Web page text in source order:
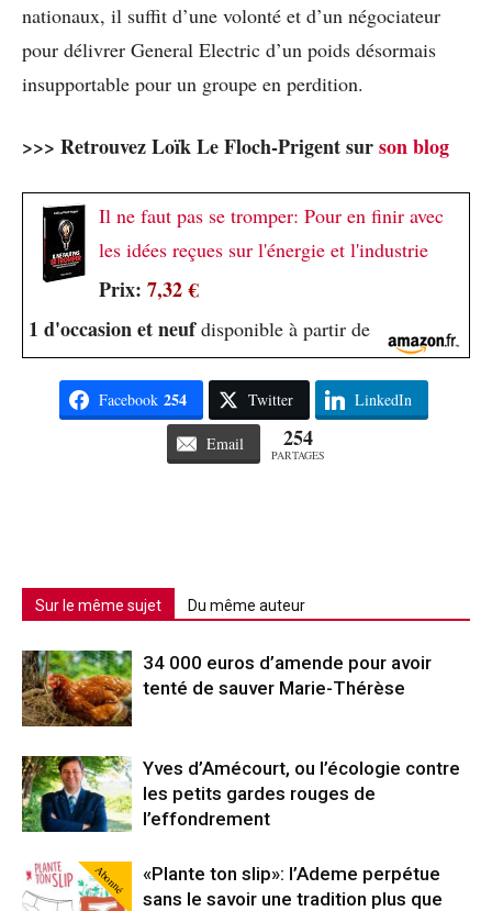
nationaux, il suffit d’une volonté et d’un négociateur
pour délivrer General Electric d’un poids désormais
insupportable pour un groupe en perdition.
>>> Retrouvez Loïk Le Floch-Prigent surson blog
Il ne faut pas se tromper: Pour en finir avec
les idées reçues sur l'énergie et l'industrie
Prix: 7,32 €
1 d'occasion et neufdisponible à partir de
Facebook 254 Twitter LinkedIn
Email 254
PARTAGES
Sur le même sujet Du même auteur
34 000 euros d’amende pour avoir
tenté de sauver Marie-Thérèse
Yves d’Amécourt, ou l’écologie contre
les petits gardes rouges de
l’effondrement
Abonné
«Plante ton slip»: l’Ademe perpétue
sans le savoir une tradition plus que